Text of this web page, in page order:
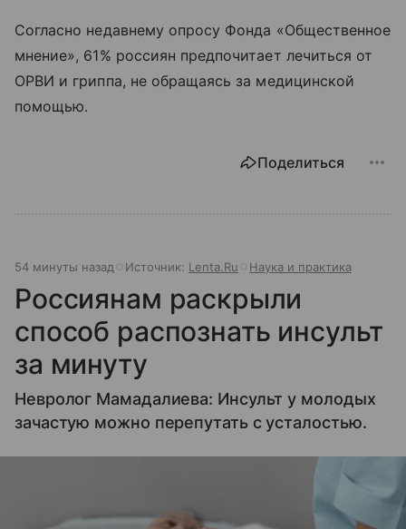
Согласно недавнему опросу Фонда «Общественное
мнение», 61% россиян предпочитает лечиться от
ОРВИ и гриппа, не обращаясь за медицинской
помощью.
Поделиться
54 минуты назад Источник: Lenta.Ru Наука и практика
Россиянам раскрыли
способ распознать инсульт
за минуту
Невролог Мамадалиева: Инсульт у молодых
зачастую можно перепутать с усталостью.